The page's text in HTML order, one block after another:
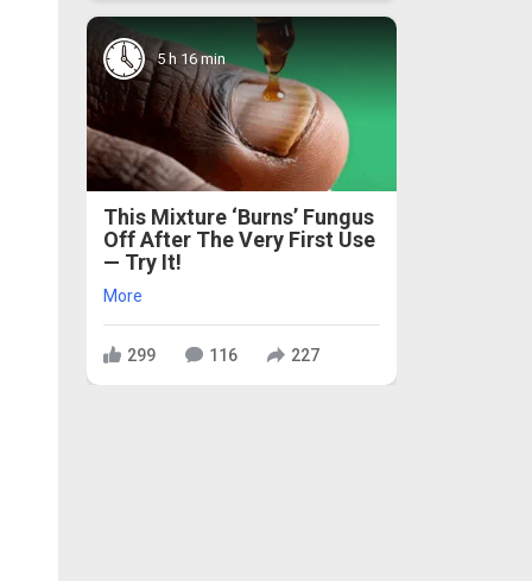
5 h 16 min
This Mixture ‘Burns’ Fungus
Off After The Very First Use
— Try It!
More
299 116 227